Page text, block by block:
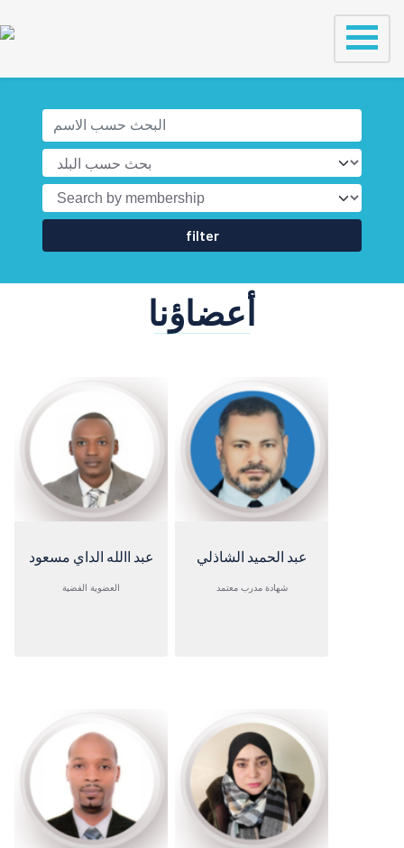
filter
أعضاؤنا
عبد االله الداي مسعود
العضوية الفضية
عبد الحميد الشاذلي
شهادة مدرب معتمد